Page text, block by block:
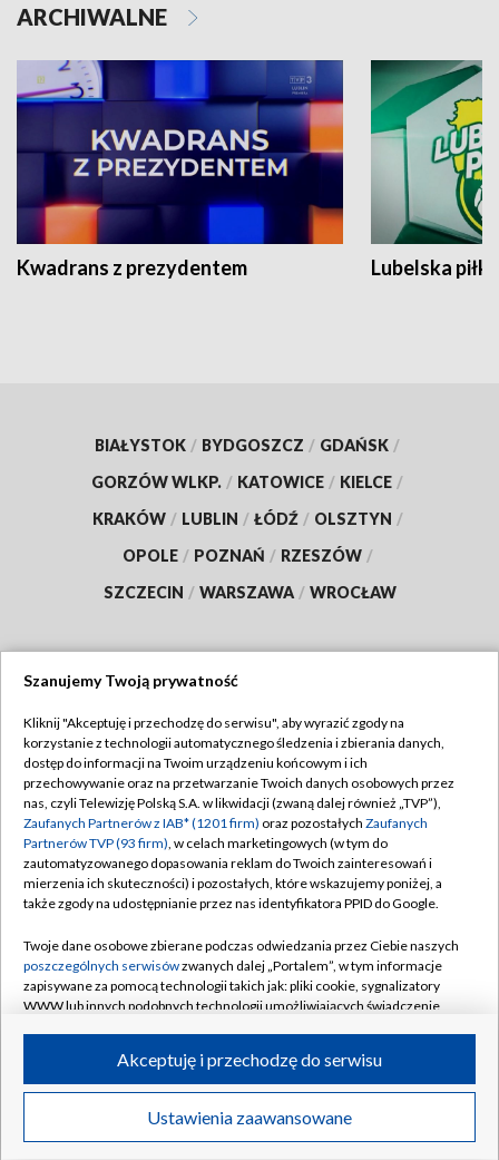
ARCHIWALNE
Kwadrans z prezydentem Lubelska piłka
BIAŁYSTOK / BYDGOSZCZ / GDAŃSK /
GORZÓW WLKP. / KATOWICE / KIELCE /
KRAKÓW / LUBLIN / ŁÓDŹ / OLSZTYN /
OPOLE / POZNAŃ / RZESZÓW /
SZCZECIN / WARSZAWA / WROCŁAW
TVP
Abonament TVP
Emisja w TVP
Centrum informacji TVP
Naziemna Telewizja Cyfrowa
Rada Programowa
System NOS
Informacje o nadawcy
Program dla prasy
Ogłoszenie przetargowe
Regulamin TVP
Polityka prywatności
Moje zgody
Pomoc
Kontakt
Kanały
©2026 Telewizja Polska S.A. w likwidacji
Szanujemy Twoją prywatność
Kliknij "Akceptuję i przechodzę do serwisu", aby wyrazić zgody na
korzystanie z technologii automatycznego śledzenia i zbierania danych,
dostęp do informacji na Twoim urządzeniu końcowym i ich
przechowywanie oraz na przetwarzanie Twoich danych osobowych przez
nas, czyli Telewizję Polską S.A. w likwidacji (zwaną dalej również „TVP”),
Zaufanych Partnerów z IAB* (1201 firm) oraz pozostałych Zaufanych
Partnerów TVP (93 firm), w celach marketingowych (w tym do
zautomatyzowanego dopasowania reklam do Twoich zainteresowań i
mierzenia ich skuteczności) i pozostałych, które wskazujemy poniżej, a
także zgody na udostępnianie przez nas identyfikatora PPID do Google.
Twoje dane osobowe zbierane podczas odwiedzania przez Ciebie naszych
poszczególnych serwisówzwanych dalej „Portalem”, w tym informacje
zapisywane za pomocą technologii takich jak: pliki cookie, sygnalizatory
WWW lub innych podobnych technologii umożliwiających świadczenie
ruchu w Internecie.
Twoje dane osobowe zbierane podczas odwiedzania przez Ciebie
poszczególnych serwisówna Portalu, takie jak adresy IP, identyfikatory
Ustawienia zaawansowane
Akceptuję i przechodzę do serwisu